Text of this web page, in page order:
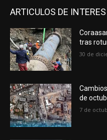
ARTICULOS DE INTERES
tras
30 de
de
7 de